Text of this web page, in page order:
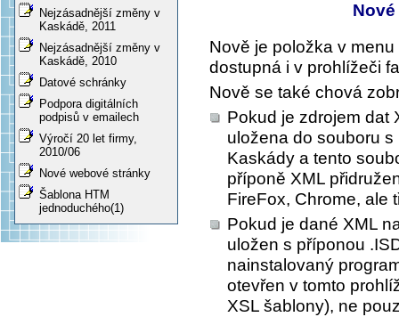
Nejzásadnější změny v
Kaskádě, 2011
Nejzásadnější změny v
Kaskádě, 2010
Datové schránky
Podpora digitálních
podpisů v emailech
Výročí 20 let firmy,
2010/06
Nové webové stránky
Šablona HTM
jednoduchého(1)
Nově je položka v menu
dostupná i v prohlížeči
Nově se také chová
Pokud je zdrojem dat
uložena do souboru
Kaskády a tento
příponě XML
FireFox, Chrome, ale
Pokud je dané XML
uložen s příponou
nainstalovaný
otevřen v tomto
XSL šablony), ne